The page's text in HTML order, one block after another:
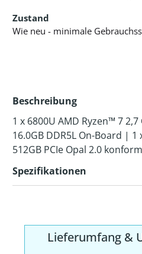
Zustand
Wie neu - minimale
Beschreibung
1 x 6800U AMD Ryzen™ 7
16.0GB DDR5L On-Board | 1
512GB PCIe Opal 2.0
Spezifikationen
Lieferumfang &